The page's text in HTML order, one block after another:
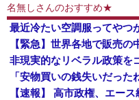
名無しさんのおすすめ★
最近冷たい空調服ってやつ